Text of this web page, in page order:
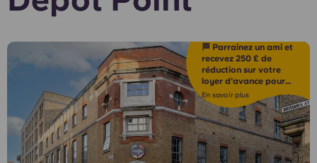
Lieux
Compte Langue
English (US)
Chinese Español
Català Deutsch
Italian French
Portuguese
🏁 Parrainez un ami et
recevez 250 £ de
réduction sur votre
loyer d'avance pour
l'année 2026/2027 !*
En savoir plus